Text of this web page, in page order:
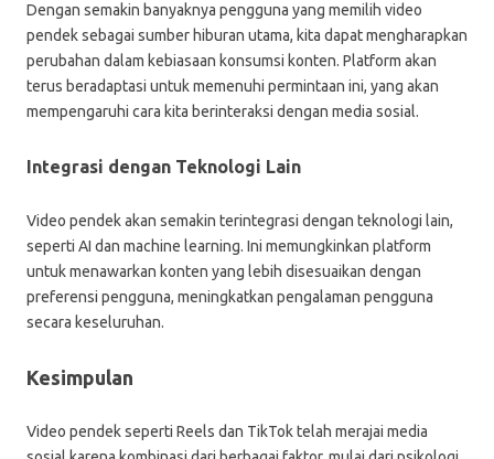
Dengan semakin banyaknya pengguna yang memilih video
pendek sebagai sumber hiburan utama, kita dapat mengharapkan
perubahan dalam kebiasaan konsumsi konten. Platform akan
terus beradaptasi untuk memenuhi permintaan ini, yang akan
mempengaruhi cara kita berinteraksi dengan media sosial.
Integrasi dengan Teknologi Lain
Video pendek akan semakin terintegrasi dengan teknologi lain,
seperti AI dan machine learning. Ini memungkinkan platform
untuk menawarkan konten yang lebih disesuaikan dengan
preferensi pengguna, meningkatkan pengalaman pengguna
secara keseluruhan.
Kesimpulan
Video pendek seperti Reels dan TikTok telah merajai media